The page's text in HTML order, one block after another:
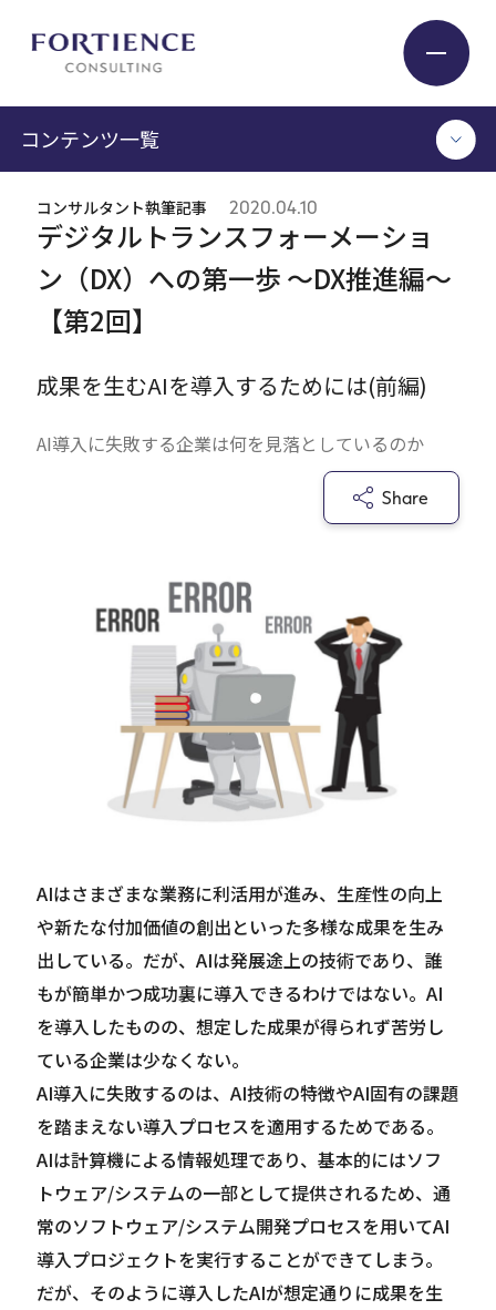
Service
Insight
News
サイト内検索
Contact
コンテンツ一覧
TOP
コンサルタント執筆記事
セミナー / イベント
セミナーアーカイブ
メディア掲載
デジタルトランスフォーメーショ
ン（DX）への第一歩 ～DX推進編～
【第2回】
成果を生むAIを導入するためには(前編)
AI導入に失敗する企業は何を見落としているのか
コンサルタント執筆記事 2020.04.10
Share
AIはさまざまな業務に利活用が進み、生産性の向上
や新たな付加価値の創出といった多様な成果を生み
出している。だが、AIは発展途上の技術であり、誰
もが簡単かつ成功裏に導入できるわけではない。AI
を導入したものの、想定した成果が得られず苦労し
ている企業は少なくない。
AI導入に失敗するのは、AI技術の特徴やAI固有の課題
を踏まえない導入プロセスを適用するためである。
AIは計算機による情報処理であり、基本的にはソフ
トウェア/システムの一部として提供されるため、通
常のソフトウェア/システム開発プロセスを用いてAI
導入プロジェクトを実行することができてしまう。
だが、そのように導入したAIが想定通りに成果を生